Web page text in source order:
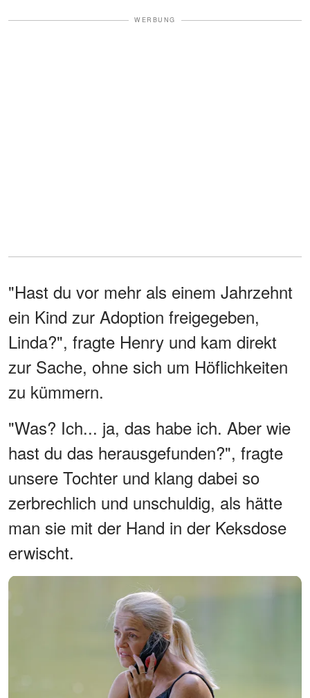
WERBUNG
"Hast du vor mehr als einem Jahrzehnt
ein Kind zur Adoption freigegeben,
Linda?", fragte Henry und kam direkt
zur Sache, ohne sich um Höflichkeiten
zu kümmern.
"Was? Ich... ja, das habe ich. Aber wie
hast du das herausgefunden?", fragte
unsere Tochter und klang dabei so
zerbrechlich und unschuldig, als hätte
man sie mit der Hand in der Keksdose
erwischt.